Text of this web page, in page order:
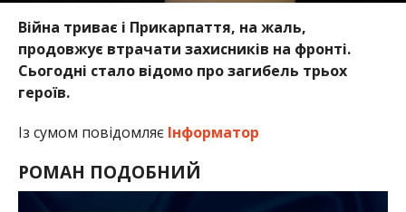
Війна триває і Прикарпаття, на жаль,
продовжує втрачати захисників на фронті.
Сьогодні стало відомо про загибель трьох
героїв.
Із сумом повідомляє Інформатор
РОМАН ПОДОБНИЙ